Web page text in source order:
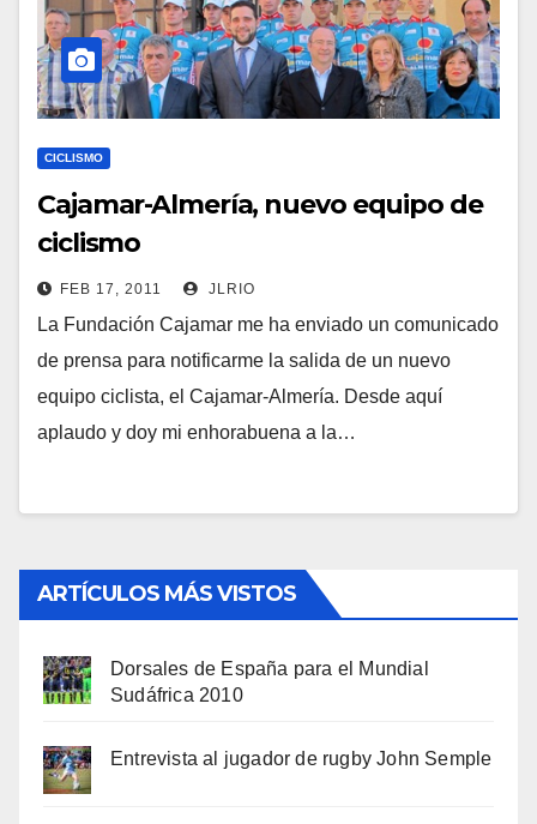
CICLISMO
Cajamar-Almería, nuevo equipo de
ciclismo
FEB 17, 2011 JLRIO
La Fundación Cajamar me ha enviado un comunicado
de prensa para notificarme la salida de un nuevo
equipo ciclista, el Cajamar-Almería. Desde aquí
aplaudo y doy mi enhorabuena a la…
ARTÍCULOS MÁS VISTOS
Dorsales de España para el Mundial
Sudáfrica 2010
Entrevista al jugador de rugby John Semple